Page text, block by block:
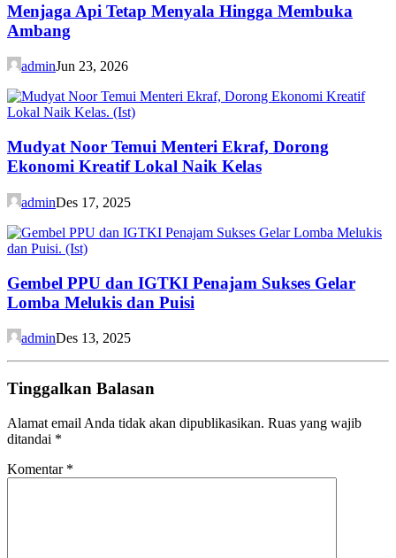
Menjaga Api Tetap Menyala Hingga Membuka
Ambang
adminJun 23, 2026
Mudyat Noor Temui Menteri Ekraf, Dorong
Ekonomi Kreatif Lokal Naik Kelas
adminDes 17, 2025
Gembel PPU dan IGTKI Penajam Sukses Gelar
Lomba Melukis dan Puisi
adminDes 13, 2025
Tinggalkan Balasan
Alamat email Anda tidak akan dipublikasikan. Ruas yang wajib
ditandai *
Komentar *